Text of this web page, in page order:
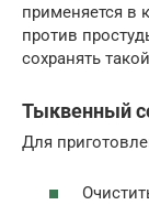
применяется в
против
сохранять
Тыквенный
Для